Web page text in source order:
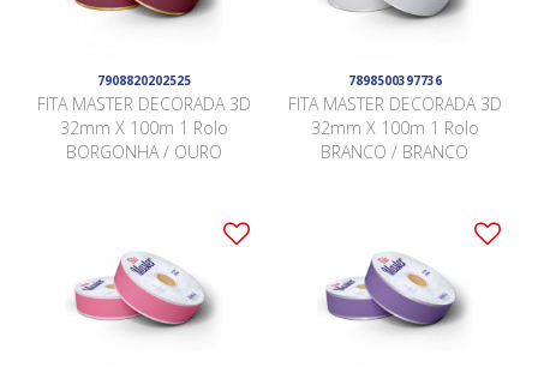
7908820202525
FITA MASTER DECORADA 3D
32mm X 100m 1 Rolo
BORGONHA / OURO
7898500397736
FITA MASTER DECORADA 3D
32mm X 100m 1 Rolo
BRANCO / BRANCO